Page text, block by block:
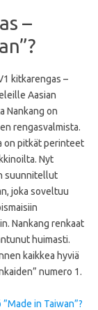
–
kitkarengas –
Aasian
Nankang on
rengasvalmista.
on pitkät perinteet
Nyt
suunnitellut
joka soveltuu
Nankang renkaat
huimasti.
kaikkea hyviä
numero 1.
in Taiwan”?